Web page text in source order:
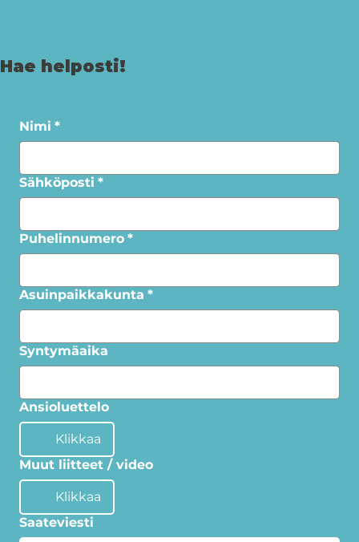
Hae helposti!
Nimi *
Sähköposti *
Puhelinnumero *
Asuinpaikkakunta *
Syntymäaika
Ansioluettelo
Klikkaa
Muut liitteet / video
Klikkaa
Saateviesti